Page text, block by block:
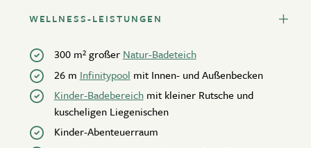
WELLNESS-LEISTUNGEN
300 m² großer Natur-Badeteich
26 m Infinitypool mit Innen- und Außenbecken
Kinder-Badebereichmit kleiner Rutsche und
kuscheligen Liegenischen
Kinder-Abenteuerraum